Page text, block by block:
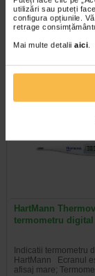
utilizări sau puteți
configura opțiunile.
retrage
Mai multe detalii aici.
Naturalis Vita-
un supliment
HartMann
termometru digital
Indicatii termometru
HartMann Ecranul
afisaj mare;